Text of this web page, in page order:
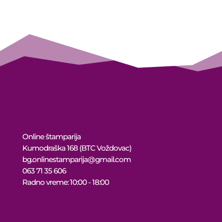
Online štamparija
Kumodraška 168 (BTC Voždovac)
bg.onlinestamparija@gmail.com
063 71 35 606
Radno vreme: 10:00 - 18:00